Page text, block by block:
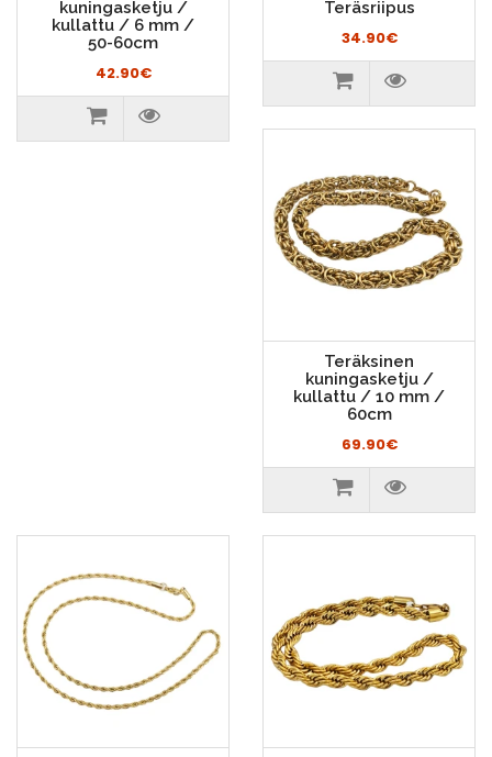
kuningasketju /
kullattu / 6 mm /
50-60cm
42.90€
Teräsriipus
34.90€
Teräksinen
kuningasketju /
kullattu / 10 mm /
60cm
69.90€